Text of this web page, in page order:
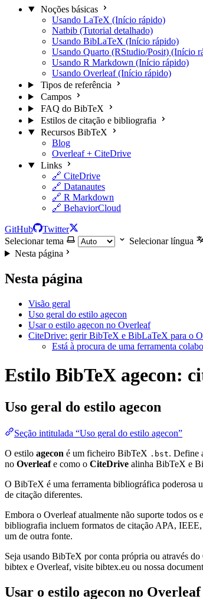
Noções básicas
Usando LaTeX (Início rápido)
Natbib (Tutorial detalhado)
Usando BibLaTeX (Início rápido)
Usando Quarto (RStudio/Posit) (Início
Usando R Markdown (Início rápido)
Usando Overleaf (Início rápido)
Tipos de referência
Campos
FAQ do BibTeX
Estilos de citação e bibliografia
Recursos BibTeX
Blog
Overleaf + CiteDrive
Links
🔗 CiteDrive
🔗 Datanautes
🔗 R Markdown
🔗 BehaviorCloud
GitHub
Twitter
Selecionar tema
Selecionar língua
Nesta página
Nesta página
Visão geral
Uso geral do estilo agecon
Usar o estilo agecon no Overleaf
CiteDrive: gerir BibTeX e BibLaTeX para o
Está à procura de uma ferramenta
Estilo BibTeX agecon:
Uso geral do estilo agecon
Seção intitulada “Uso geral do estilo agecon”
O estilo agecon é um ficheiro BibTeX .bst. Define
no Overleafe como o CiteDrive alinha BibTeX e
O BibTeX é uma ferramenta bibliográfica poderosa
de citação diferentes.
Embora o Overleaf atualmente não suporte todos
bibliografia incluem formatos de citação APA,
um de outra fonte.
Seja usando BibTeX por conta própria ou através
bibtex e Overleaf, visite bibtex.eu ou nossa
Usar o estilo agecon no Overleaf